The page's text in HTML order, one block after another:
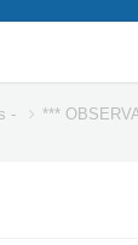
- ***